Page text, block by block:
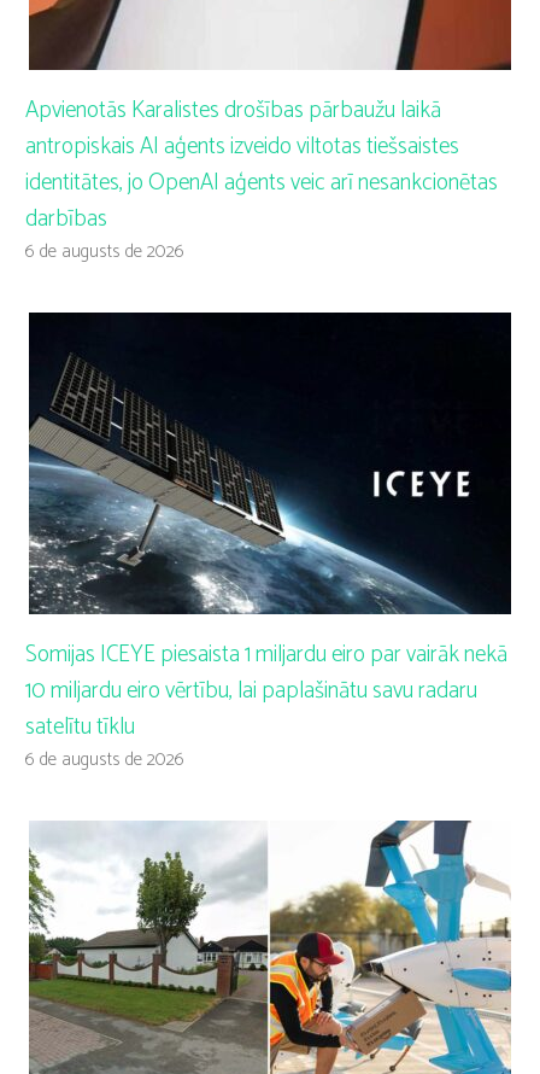
Apvienotās Karalistes drošības pārbaužu laikā
antropiskais AI aģents izveido viltotas tiešsaistes
identitātes, jo OpenAI aģents veic arī nesankcionētas
darbības
6 de augusts de 2026
Somijas ICEYE piesaista 1 miljardu eiro par vairāk nekā
10 miljardu eiro vērtību, lai paplašinātu savu radaru
satelītu tīklu
6 de augusts de 2026